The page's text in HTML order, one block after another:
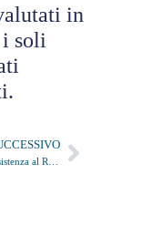
in
soli